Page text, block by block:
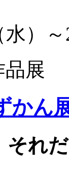
水）
展
かん
それ